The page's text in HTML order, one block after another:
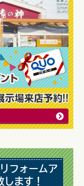
フォームア
します！